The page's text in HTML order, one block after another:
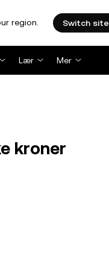
region. Switch site
Lær Mer
kroner